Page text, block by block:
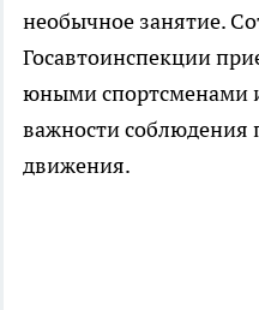
необычное занятие.
Госавтоинспекции
юными спортсменами
важности соблюдения
движения.